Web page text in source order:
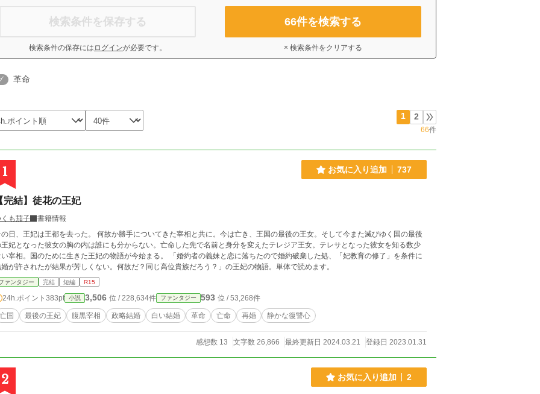
検索条件を保存する
検索条件の保存には ログインが必要です。
66件を検索する
× 検索条件をクリアする
革命
1 2
66件
1 お気に入り追加 737
完結】徒花の王妃
も茄子
書籍情報
日、王妃は王都を去った。 何故か勝手についてきた宰相と共に。今は亡き、王国の最後の王女。そして今また滅びゆく国の最後
妃となった彼女の胸の内は誰にも分からない。亡命した先で名前と身分を変えたテレジア王女。テレサとなった彼女を知る数少
相。国のために生きた王妃の物語が今始まる。 「婚約者の義妹と恋に落ちたので婚約破棄した処、「妃教育の修了」を条件に
が許されたが結果が芳しくない。何故だ？同じ高位貴族だろう？」の王妃の物語。単体で読めます。
ァンタジー 完結 短編 R15
24h.ポイント 383pt 小説 3,506 位 / 228,634件 ファンタジー 593 位 / 53,268件
亡国 最後の王妃 腹黒宰相 政略結婚 白い結婚 革命 亡命 再婚 静かな復讐心
感想数 13 文字数 26,866 最終更新日 2024.03.21 登録日 2023.01.31
2 お気に入り追加 2